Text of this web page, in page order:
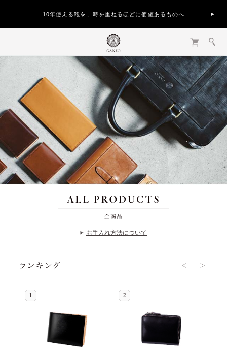
10年使える鞄を、時を重ねるほどに価値あるものへ
お手入れ方法について